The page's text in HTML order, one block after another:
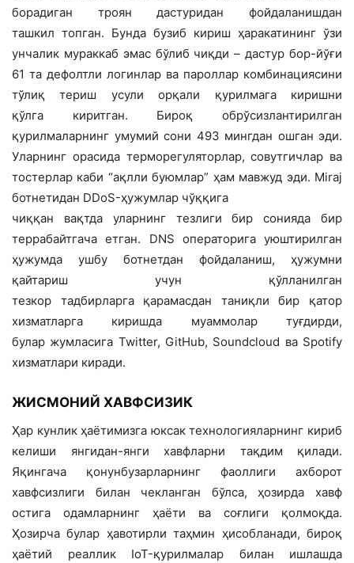
борадиган троян дастуридан фойдаланишдан
ташкил топган. Бунда бузиб кириш ҳаракатининг ўзи
унчалик мураккаб эмас бўлиб чиқди – дастур бор-йўғи
61 та дефолтли логинлар ва пароллар комбинациясини
тўлиқ териш усули орқали қурилмага киришни
қўлга киритган. Бироқ обрўсизлантирилган
қурилмаларнинг умумий сони 493 мингдан ошган эди.
Уларнинг орасида терморегуляторлар, совутгичлар ва
тостерлар каби “ақлли буюмлар” ҳам мавжуд эди. Miraj
ботнетидан DDoS-ҳужумлар чўққига
чиққан вақтда уларнинг тезлиги бир сонияда бир
террабайтгача етган. DNS операторига уюштирилган
ҳужумда ушбу ботнетдан фойдаланиш, ҳужумни
қайтариш учун қўлланилган
тезкор тадбирларга қарамасдан таниқли бир қатор
хизматларга киришда муаммолар туғдирди,
булар жумласига Twitter, GitHub, Soundcloud ва Spotify
хизматлари киради.
ЖИСМОНИЙ ХАВФСИЗИК
Ҳар кунлик ҳаётимизга юксак технологияларнинг кириб
келиши янгидан-янги хавфларни тақдим қилади.
Яқингача қонунбузарларнинг фаоллиги ахборот
хавфсизлиги билан чекланган бўлса, ҳозирда хавф
остига одамларнинг ҳаёти ва соғлиги қолмоқда.
Ҳозирча булар ҳавотирли таҳмин ҳисобланади, бироқ
ҳаётий реаллик IoT-қурилмалар билан ишлашда